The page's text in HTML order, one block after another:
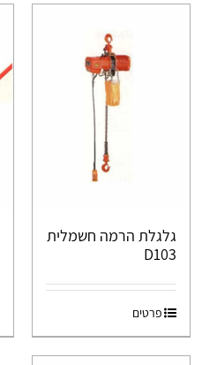
גלגלת הרמה חשמלית
D103
פרטים